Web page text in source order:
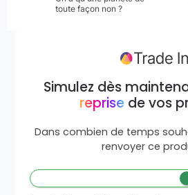
toute façon non ?
Simulez dès
reprisede vos
Dans combien de temps
renvoyer ce